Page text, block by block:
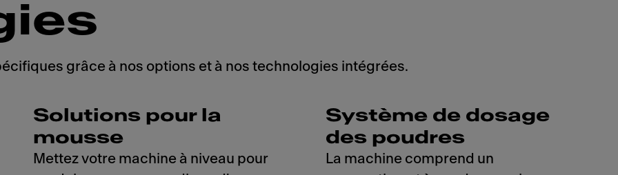
grâce à nos options et à nos technologies intégrées.
Solutions pour la
mousse
Mettez votre machine à niveau pour
Système de dosage
des poudres
La machine comprend un